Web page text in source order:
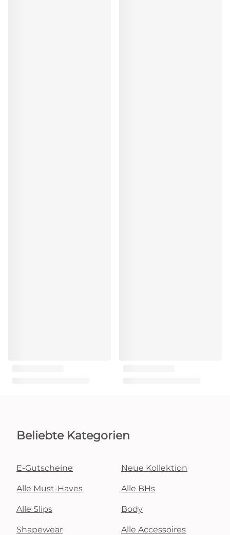
Beliebte Kategorien
E-Gutscheine Neue Kollektion
Alle Must-Haves Alle BHs
Alle Slips Body
Shapewear Alle Accessoires